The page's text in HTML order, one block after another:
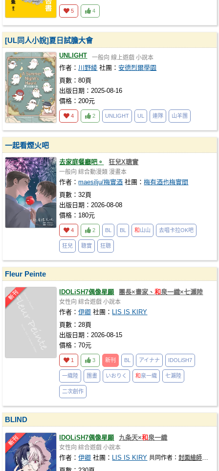
5 4
[UL同人小說]夏日試膽大會
UNLIGHT 一般向 線上遊戲 小說本
作者： 川野綾 社團：安德烈爾學園
頁數：80頁
出版日期：2025-08-16
價格：200元
4 2 UNLIGHT UL 連隊 山羊團
一起看煙火吧
去家庭餐廳吧。 狂兒X聰實
一般向 綜合動漫類 漫畫本
作者：maesilju/梅實酒 社團：梅有酒也梅實間
頁數：32頁
出版日期：2026-08-08
價格：180元
4 2 BL BL 和山山 去唱卡拉OK吧
狂兒 聰實 狂聰
Fleur Peinte
IDOLiSH7偶像星願 團長×畫家、和 泉一織×七瀨陸
女性向 綜合遊戲 小說本
作者：伊卿 社團： LIS IS KIRY
頁數：28頁
出版日期：2026-08-15
價格：70元
1 3 新刊 BL アイナナ IDOLiSH7
一織陸 團畫 いおりく 和泉一織 七瀨陸
二次創作
BLIND
IDOLiSH7偶像星願 九条天×和 泉一織
女性向 綜合遊戲 小說本
作者：伊卿 社團： LIS IS KIRY 共同作者：封面繪師：卡歐